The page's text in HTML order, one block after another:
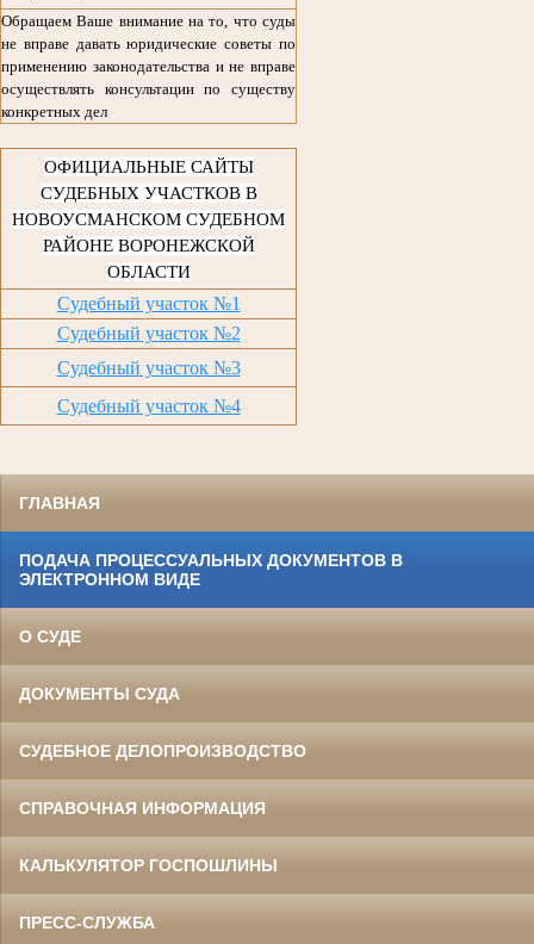
Обращаем Ваше внимание на то, что суды
не вправе давать юридические советы по
применению законодательства и не вправе
осуществлять консультации по существу
конкретных дел
ОФИЦИАЛЬНЫЕ САЙТЫ
СУДЕБНЫХ УЧАСТКОВ В
НОВОУСМАНСКОМ СУДЕБНОМ
РАЙОНЕ ВОРОНЕЖСКОЙ
ОБЛАСТИ
Судебный участок №1
Судебный участок №2
Судебный участок №3
Судебный участок №4
ГЛАВНАЯ
ПОДАЧА ПРОЦЕССУАЛЬНЫХ ДОКУМЕНТОВ В
ЭЛЕКТРОННОМ ВИДЕ
О СУДЕ
ДОКУМЕНТЫ СУДА
СУДЕБНОЕ ДЕЛОПРОИЗВОДСТВО
СПРАВОЧНАЯ ИНФОРМАЦИЯ
КАЛЬКУЛЯТОР ГОСПОШЛИНЫ
ПРЕСС-СЛУЖБА